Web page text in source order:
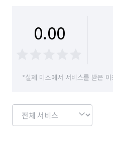
0.00
*실제 미소에서 서비스를 받은